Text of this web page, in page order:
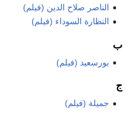
الناصر صلاح الدين (فيلم)
النظارة السوداء (فيلم)
ب
بورسعيد (فيلم)
ج
جميلة (فيلم)